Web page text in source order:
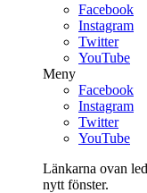
Facebook
Instagram
Twitter
YouTube
Meny
Facebook
Instagram
Twitter
YouTube
Länkarna ovan
nytt fönster.